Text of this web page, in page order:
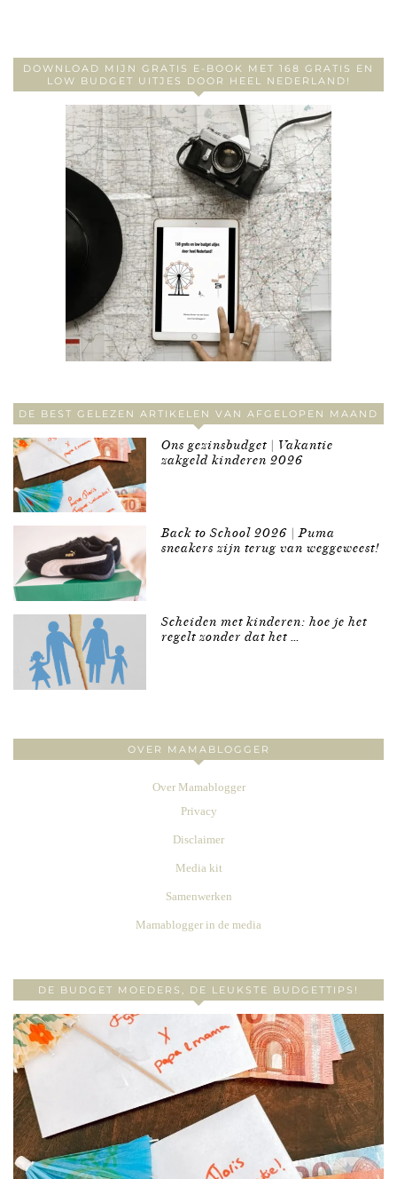
DOWNLOAD MIJN GRATIS E-BOOK MET 168 GRATIS EN
LOW BUDGET UITJES DOOR HEEL NEDERLAND!
DE BEST GELEZEN ARTIKELEN VAN AFGELOPEN MAAND
Ons gezinsbudget | Vakantie
zakgeld kinderen 2026
Back to School 2026 | Puma
sneakers zijn terug van weggeweest!
Scheiden met kinderen: hoe je het
regelt zonder dat het …
OVER MAMABLOGGER
Over Mamablogger
Privacy
Disclaimer
Media kit
Samenwerken
Mamablogger in de media
DE BUDGET MOEDERS, DE LEUKSTE BUDGETTIPS!